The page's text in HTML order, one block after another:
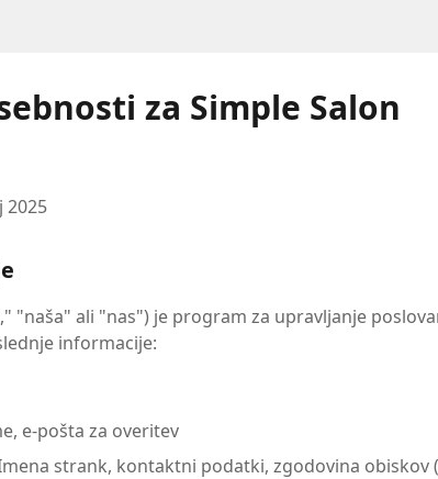
za Simple Salon
2025
"naša" ali "nas") je program za upravljanje
informacije:
e-pošta za overitev
strank, kontaktni podatki, zgodovina obiskov